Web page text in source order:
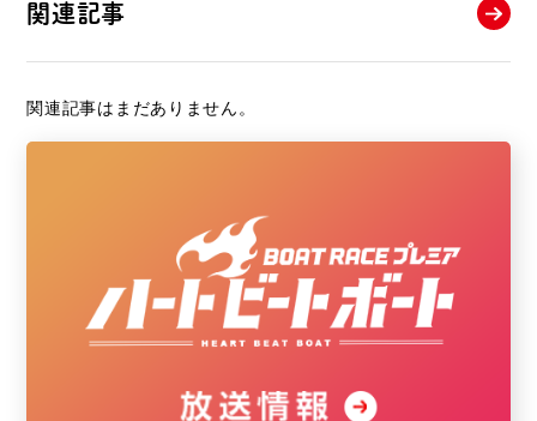
関連記事
関連記事はまだありません。